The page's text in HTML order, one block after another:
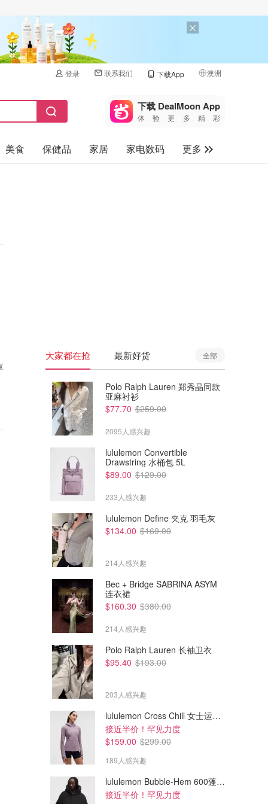
登录 联系我们 下载App 澳洲
🇺🇸
🇨🇳 中国
🇨🇦加拿大
下载 DealMoon App
体验更多精彩
美食 保健品 家居 家电数码
更多
$99.00
lululemon Ebb to Street 背心
$64.00 $89.00
lululemon Swiftly Cami 背心
大家都在抢 最新好货 全部
Polo Ralph Lauren 郑秀晶同款
亚麻衬衫
$77.70 $259.00
2095人感兴趣
lululemon Convertible
Drawstring 水桶包 5L
$89.00 $129.00
233人感兴趣
lululemon Define 夹克 羽毛灰
$134.00 $169.00
214人感兴趣
Bec + Bridge SABRINA ASYM
连衣裙
$160.30 $380.00
214人感兴趣
Polo Ralph Lauren 长袖卫衣
$95.40 $193.00
203人感兴趣
lululemon Cross Chill 女士运动外套
接近半价！罕见力度
$159.00 $299.00
189人感兴趣
lululemon Bubble-Hem 600蓬松羽绒夹克
接近半价！罕见力度